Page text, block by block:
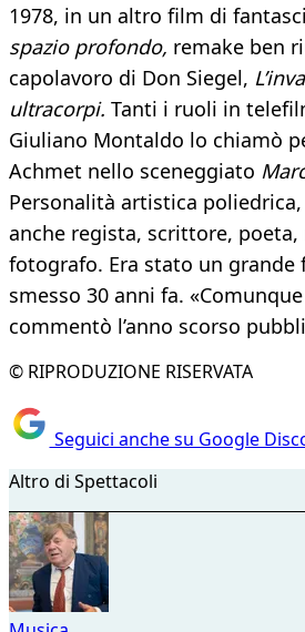
1978, in un altro film di
spazio profondo, remake ben
capolavoro di Don Siegel,
ultracorpi. Tanti i ruoli in
Giuliano Montaldo lo chiamò
Achmet nello sceneggiato
Personalità artistica
anche regista, scrittore,
fotografo. Era stato un grande
smesso 30 anni fa.
commentò l’anno scorso
© RIPRODUZIONE RISERVATA
Seguici anche su Google
Altro di Spettacoli